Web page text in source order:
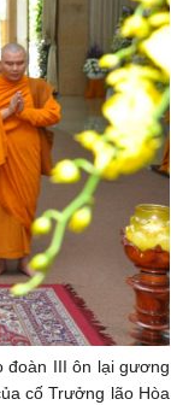
đoàn III ôn lại gương
cố Trưởng lão Hòa